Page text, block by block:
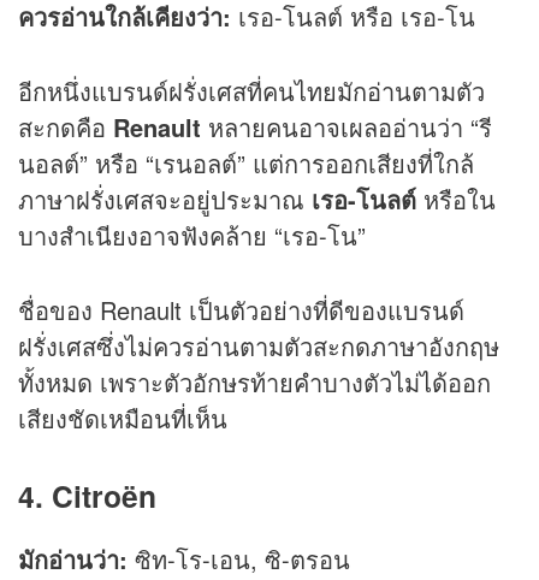
ควรอ่านใกล้เคียงว่า: เรอ-โนลต์ หรือ เรอ-โน
อีกหนึ่งแบรนด์ฝรั่งเศสที่คนไทยมักอ่านตามตัว
สะกดคือ Renault หลายคนอาจเผลออ่านว่า “รี
นอลต์” หรือ “เรนอลต์” แต่การออกเสียงที่ใกล้
ภาษาฝรั่งเศสจะอยู่ประมาณ เรอ-โนลต์ หรือใน
บางสำเนียงอาจฟังคล้าย “เรอ-โน”
ชื่อของ Renault เป็นตัวอย่างที่ดีของแบรนด์
ฝรั่งเศสซึ่งไม่ควรอ่านตามตัวสะกดภาษาอังกฤษ
ทั้งหมด เพราะตัวอักษรท้ายคำบางตัวไม่ได้ออก
เสียงชัดเหมือนที่เห็น
4. Citroën
มักอ่านว่า: ซิท-โร-เอน, ซิ-ตรอน